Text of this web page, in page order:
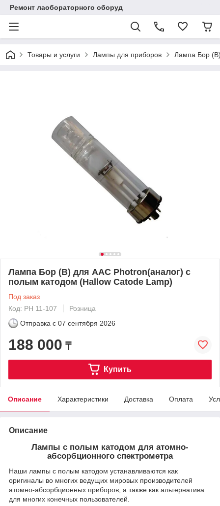
Ремонт лаобораторного оборуд
Товары и услуги Лампы для приборов Лампа Бор
Лампа Бор (B) для ААС Photron(аналог) с
полым катодом (Hallow Catode Lamp)
Под заказ
Код: PH 11-107
Розница
Отправка с 07 сентября 2026
188 000 ₸
Купить
Описание Характеристики Доставка Оплата
Описание
Лампы с полым катодом для атомно-
абсорбционного спектрометра
Наши лампы с полым катодом устанавливаются как
оригиналы во многих ведущих мировых производителей
атомно-абсорбционных приборов, а также как альтернатива
для многих конечных пользователей.